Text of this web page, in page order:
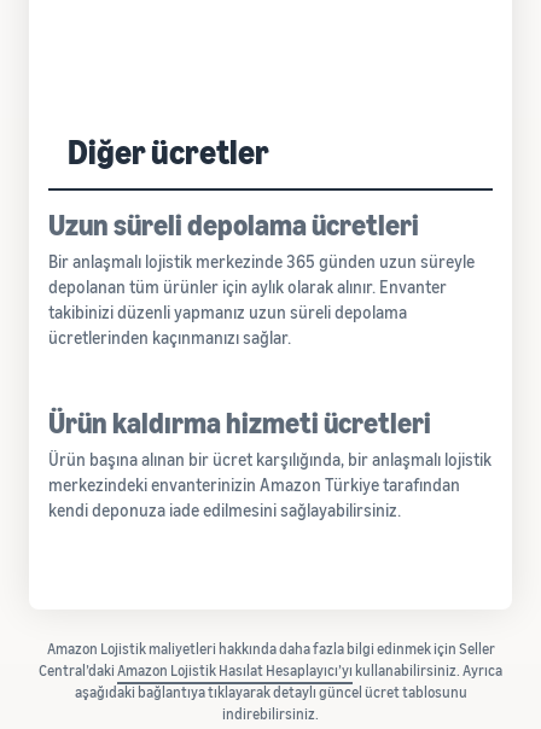
Diğer ücretler
Uzun süreli depolama ücretleri
Bir anlaşmalı lojistik merkezinde 365 günden uzun süreyle
depolanan tüm ürünler için aylık olarak alınır. Envanter
takibinizi düzenli yapmanız uzun süreli depolama
ücretlerinden kaçınmanızı sağlar.
Ürün kaldırma hizmeti ücretleri
Ürün başına alınan bir ücret karşılığında, bir anlaşmalı lojistik
merkezindeki envanterinizin Amazon Türkiye tarafından
kendi deponuza iade edilmesini sağlayabilirsiniz.
Amazon Lojistik maliyetleri hakkında daha fazla bilgi edinmek için Seller
Central’daki Amazon Lojistik Hasılat Hesaplayıcı’yı kullanabilirsiniz. Ayrıca
aşağıdaki bağlantıya tıklayarak detaylı güncel ücret tablosunu
indirebilirsiniz.